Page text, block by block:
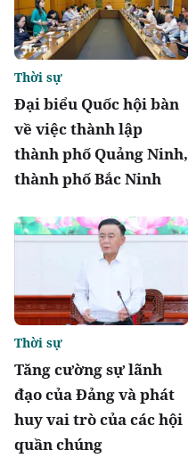
Đại biểu Quốc hội bàn
về việc thành lập
thành phố Quảng Ninh,
thành phố Bắc Ninh
Thời sự
Tăng cường sự lãnh
đạo của Đảng và phát
huy vai trò của các hội
quần chúng
Thời sự